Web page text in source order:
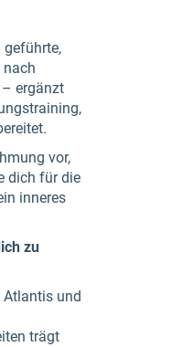
geführte,
nach
ergänzt
vor,
dich für die
inneres
zu
Atlantis und
trägt